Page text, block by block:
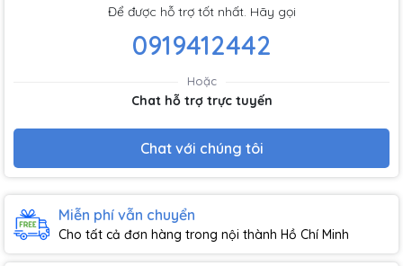
Để được hỗ trợ tốt nhất. Hãy gọi
0919412442
Hoặc
Chat hỗ trợ trực tuyến
Chat với chúng tôi
Miễn phí vẫn chuyển
Cho tất cả đơn hàng trong nội thành Hồ Chí Minh